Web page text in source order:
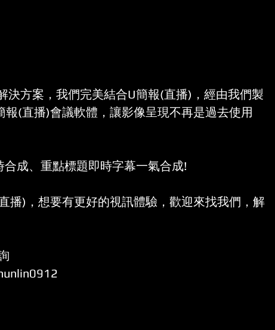
決方案，我們完美結合U簡報(直播)，經由我們製
報(直播)會議軟體，讓影像呈現不再是過去使用
成、重點標題即時字幕一氣合成!
播) ，想要有更好的視訊體驗，歡迎來找我們，解